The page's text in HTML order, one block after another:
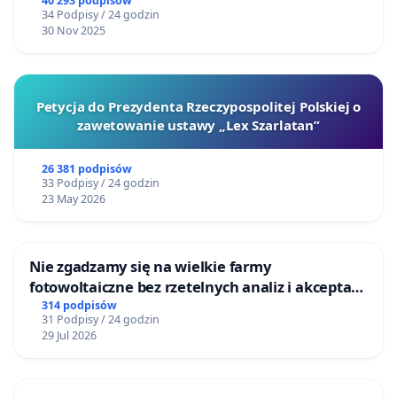
34 Podpisy / 24 godzin
30 Nov 2025
Petycja do Prezydenta Rzeczypospolitej Polskiej o
zawetowanie ustawy „Lex Szarlatan”
26 381 podpisów
33 Podpisy / 24 godzin
23 May 2026
Nie zgadzamy się na wielkie farmy
fotowoltaiczne bez rzetelnych analiz i akceptacji
mieszkańców
314 podpisów
31 Podpisy / 24 godzin
29 Jul 2026